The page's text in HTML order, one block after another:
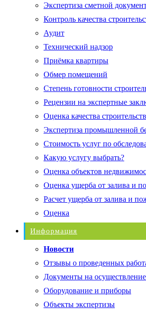
Экспертиза сметной
Контроль качества
Аудит
Технический надзор
Приёмка квартиры
Обмер помещений
Степень готовности
Рецензии на экспертные
Оценка качества
Экспертиза промышленной
Стоимость услуг по
Какую услугу выбрать?
Оценка объектов
Оценка ущерба от залива и
Расчет ущерба от залива и
Оценка
Информация
Новости
Отзывы о проведенных
Документы на осуществление
Оборудование и приборы
Объекты экспертизы